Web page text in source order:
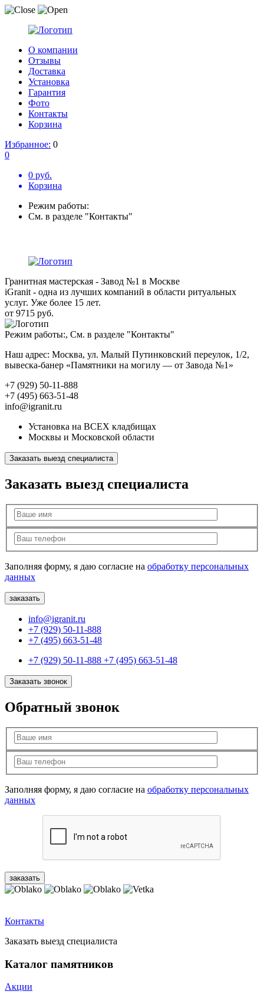
О компании
Отзывы
Доставка
Установка
Гарантия
Фото
Контакты
Корзина
Избранное: 0
0
0 руб.
Корзина
Режим работы:
См. в разделе "Контакты"
Гранитная мастерская - Завод №1 в Москве
iGranit - одна из лучших компаний в области ритуальных
услуг. Уже более 15 лет.
от 9715 руб.
Режим работы:, См. в разделе "Контакты"
Наш адрес: Москва, ул. Малый Путинковский переулок, 1/2,
вывеска-банер «Памятники на могилу — от Завода №1»
+7 (929) 50-11-888
+7 (495) 663-51-48
info@igranit.ru
Установка на ВСЕХ кладбищах
Москвы и Московской области
Заказать выезд специалиста
Заказать выезд специалиста
Заполняя форму, я даю согласие на обработку персональных
данных
info@igranit.ru
+7 (929) 50-11-888
+7 (495) 663-51-48
+7 (929) 50-11-888 +7 (495) 663-51-48
Заказать звонок
Обратный звонок
Заполняя форму, я даю согласие на обработку персональных
данных
Контакты
Заказать выезд специалиста
Каталог памятников
Акции